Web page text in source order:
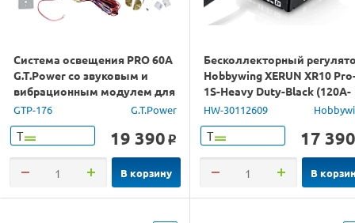
Система освещения PRO 60A
G.T.Power со звуковым и
вибрационным модулем для
ру грузовиков (США)
GTP-176 G.T.Power
Т 19 390 o
В корзину
Бесколлекторный
Hobbywing XERUN XR10
1S-Heavy Duty-Black (120A-
830A, 1/10, 1/12)
HW-30112609
Т 17 390
В